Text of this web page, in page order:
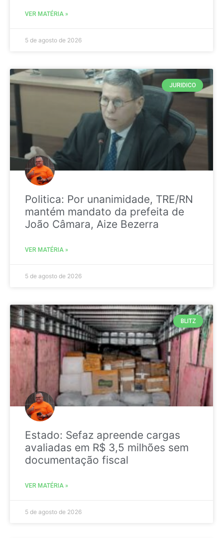
VER MATÉRIA »
5 de agosto de 2026
JURIDICO
Politica: Por unanimidade, TRE/RN
mantém mandato da prefeita de
João Câmara, Aize Bezerra
VER MATÉRIA »
5 de agosto de 2026
BLITZ
Estado: Sefaz apreende cargas
avaliadas em R$ 3,5 milhões sem
documentação fiscal
VER MATÉRIA »
5 de agosto de 2026